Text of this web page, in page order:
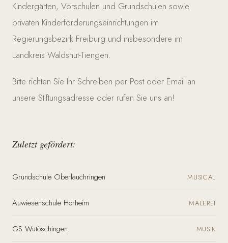
Kindergärten, Vorschulen und Grundschulen sowie
privaten Kinderförderungseinrichtungen im
Regierungsbezirk Freiburg und insbesondere im
Landkreis Waldshut-Tiengen.
Bitte richten Sie Ihr Schreiben per Post oder Email an
unsere Stiftungsadresse oder rufen Sie uns an!
Zuletzt gefördert:
Grundschule Oberlauchringen MUSICAL
Auwiesenschule Horheim MALEREI
GS Wutöschingen MUSIK